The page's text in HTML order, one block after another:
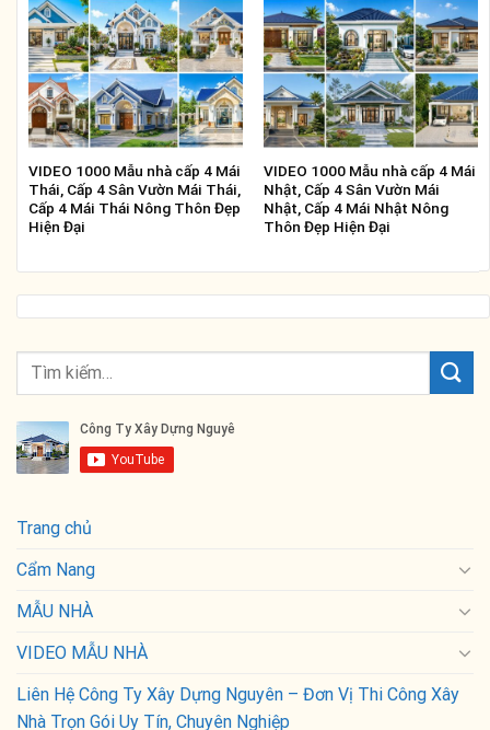
VIDEO 1000 Mẫu nhà cấp 4 Mái
Thái, Cấp 4 Sân Vườn Mái Thái,
Cấp 4 Mái Thái Nông Thôn Đẹp
Hiện Đại
VIDEO 1000 Mẫu nhà cấp 4 Mái
Nhật, Cấp 4 Sân Vườn Mái
Nhật, Cấp 4 Mái Nhật Nông
Thôn Đẹp Hiện Đại
Trang chủ
Cẩm Nang
MẪU NHÀ
VIDEO MẪU NHÀ
Liên Hệ Công Ty Xây Dựng Nguyên – Đơn Vị Thi Công Xây
Nhà Trọn Gói Uy Tín, Chuyên Nghiệp